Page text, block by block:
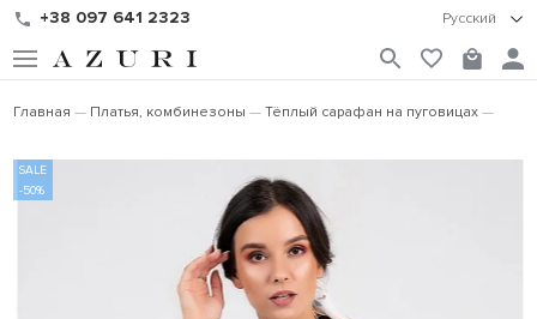
+38 097 641 2323 Русский
Главная Платья, комбинезоны Тёплый сарафан на пуговицах